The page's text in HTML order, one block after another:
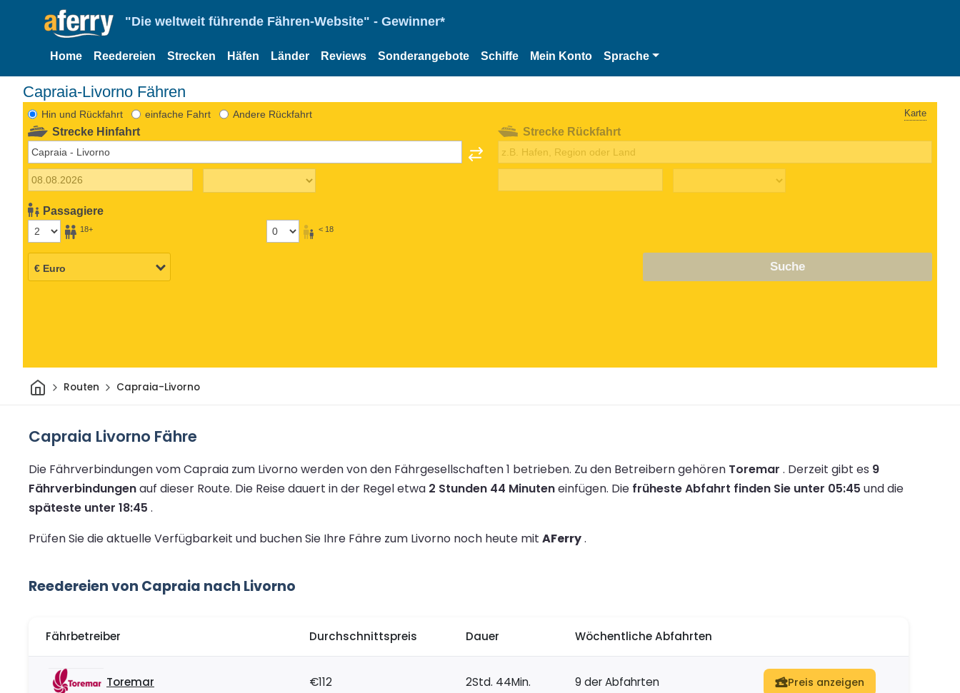
"Die weltweit führende Fähren-Website" - Gewinner*
Home Reedereien Strecken Häfen Länder Reviews Sonderangebote Schiffe Mein Konto Sprache
Capraia-Livorno Fähren
Hin und Rückfahrt einfache Fahrt Andere Rückfahrt Karte
Strecke Hinfahrt
Passagiere
18+ < 18
Strecke Rückfahrt
Suche
HeimRouten Capraia-Livorno
Capraia Livorno Fähre
Die Fährverbindungen vom Capraia zum Livorno werden von den Fährgesellschaften 1 betrieben. Zu den Betreibern gehören Toremar . Derzeit gibt es 9
Fährverbindungenauf dieser Route. Die Reise dauert in der Regel etwa 2 Stunden 44 Minuteneinfügen. Die früheste Abfahrt finden Sie unter 05:45 und die
späteste unter 18:45 .
Prüfen Sie die aktuelle Verfügbarkeit und buchen Sie Ihre Fähre zum Livorno noch heute mit AFerry.
Reedereien von Capraia nach Livorno
Fährbetreiber Durchschnittspreis Dauer Wöchentliche Abfahrten
Toremar €112 2Std. 44Min. 9 der Abfahrten Preis anzeigen